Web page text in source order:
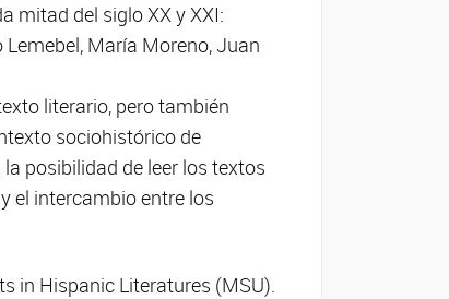
mitad del siglo XX y XXI:
María Moreno, Juan
literario, pero también
sociohistórico de
posibilidad de leer los textos
el intercambio entre los
in Hispanic Literatures (MSU).